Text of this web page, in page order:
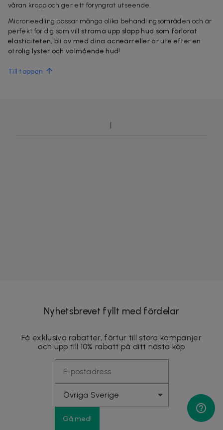
våran kropp och ger ett föryngrat utseende.
Microneedling passar många olika behandlingsområden och är
perfekt för dig som vill strama upp slapp hud som förlorat
elasticiteten, bli av med dina acneärr eller är ute efter en
otrolig lyster och välmående hud!
Till toppen
Nyhetsbrevet fyllt med fördelar
Få exklusiva rabatter, förtur till stora kampanjer
och upp till 10% rabatt på ditt nästa köp
Gå med!